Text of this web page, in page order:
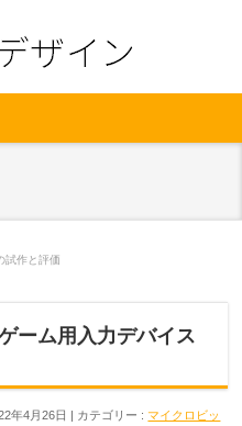
試作と評価
ーム用入力デバイス
年4月26日 カテゴリー :マイクロビッ